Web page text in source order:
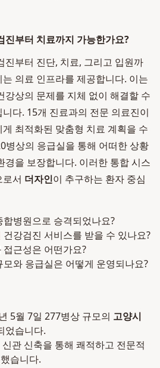
진부터 치료까지 가능한가요?
진부터 진단, 치료, 그리고 입원까
의료 인프라를 제공합니다. 이는
강상의 문제를 지체 없이 해결할 수
다. 15개 진료과의 전문 의료진이
최적화된 맞춤형 치료 계획을 수
병상의 응급실을 통해 어떠한 상황
경을 보장합니다. 이러한 통합 시스
로서 더자인이 추구하는 환자 중심
병원으로 승격되었나요?
강검진 서비스를 받을 수 있나요?
근성은 어떤가요?
와 응급실은 어떻게 운영되나요?
5월 7일 277병상 규모의 고양시
었습니다.
관 신축을 통해 쾌적하고 전문적
습니다.